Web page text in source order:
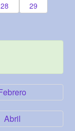
28
29
Abril